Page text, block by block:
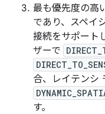
最も優先度の高
であり、スペイ
接続をサポート
ザーで
合、レイテンシ
す。